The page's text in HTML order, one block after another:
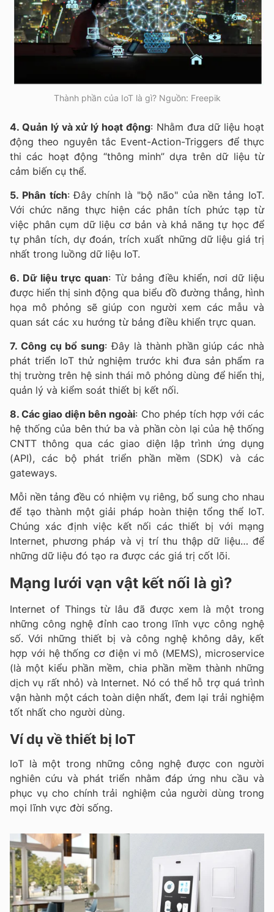
Thành phần của IoT là gì? Nguồn: Freepik
4. Quản lý và xử lý hoạt động: Nhằm đưa dữ liệu hoạt
động theo nguyên tắc Event-Action-Triggers để thực
thi các hoạt động “thông minh” dựa trên dữ liệu từ
cảm biến cụ thể.
5. Phân tích: Đây chính là "bộ não" của nền tảng IoT.
Với chức năng thực hiện các phân tích phức tạp từ
việc phân cụm dữ liệu cơ bản và khả năng tự học để
tự phân tích, dự đoán, trích xuất những dữ liệu giá trị
nhất trong luồng dữ liệu IoT.
6. Dữ liệu trực quan: Từ bảng điều khiển, nơi dữ liệu
được hiển thị sinh động qua biểu đồ đường thẳng, hình
họa mô phỏng sẽ giúp con người xem các mẫu và
quan sát các xu hướng từ bảng điều khiển trực quan.
7. Công cụ bổ sung: Đây là thành phần giúp các nhà
phát triển IoT thử nghiệm trước khi đưa sản phẩm ra
thị trường trên hệ sinh thái mô phỏng dùng để hiển thị,
quản lý và kiểm soát thiết bị kết nối.
8. Các giao diện bên ngoài: Cho phép tích hợp với các
hệ thống của bên thứ ba và phần còn lại của hệ thống
CNTT thông qua các giao diện lập trình ứng dụng
(API), các bộ phát triển phần mềm (SDK) và các
gateways.
Mỗi nền tảng đều có nhiệm vụ riêng, bổ sung cho nhau
để tạo thành một giải pháp hoàn thiện tổng thể IoT.
Chúng xác định việc kết nối các thiết bị với mạng
Internet, phương pháp và vị trí thu thập dữ liệu… để
những dữ liệu đó tạo ra được các giá trị cốt lõi.
Mạng lưới vạn vật kết nối là gì?
Internet of Things từ lâu đã được xem là một trong
những công nghệ đỉnh cao trong lĩnh vực công nghệ
số. Với những thiết bị và công nghệ không dây, kết
hợp với hệ thống cơ điện vi mô (MEMS), microservice
(là một kiểu phần mềm, chia phần mềm thành những
dịch vụ rất nhỏ) và Internet. Nó có thể hỗ trợ quá trình
vận hành một cách toàn diện nhất, đem lại trải nghiệm
tốt nhất cho người dùng.
Ví dụ về thiết bị IoT
IoT là một trong những công nghệ được con người
nghiên cứu và phát triển nhằm đáp ứng nhu cầu và
phục vụ cho chính trải nghiệm của người dùng trong
mọi lĩnh vực đời sống.